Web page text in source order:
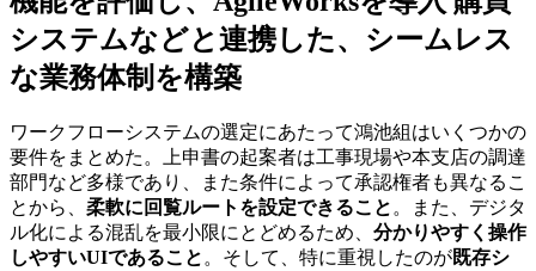
システムなどと連携した、シームレス
な業務体制を構築
ワークフローシステムの選定にあたって鴻池組はいくつかの
要件をまとめた。上申書の起案者は工事現場や本支店の調達
部門など多様であり、また条件によって承認権者も異なるこ
とから、 柔軟に回覧ルートを設定できること 。また、デジタ
ル化による混乱を最小限にとどめるため、 分かりやすく操作
しやすいUIであること 。そして、特に重視したのが既存シ